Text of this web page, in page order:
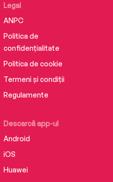
Descarcă app-ul
Android
iOS
Huawei
Legal
ANPC
Politica de
confidențialitate
Politica de cookie
Termeni și condiții
Regulamente